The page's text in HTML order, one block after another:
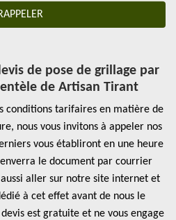
de pose de grillage par
de Artisan Tirant
conditions tarifaires en matière de
nous vous invitons à appeler nos
vous établiront en une heure
le document par courrier
aller sur notre site internet et
à cet effet avant de nous le
est gratuite et ne vous engage